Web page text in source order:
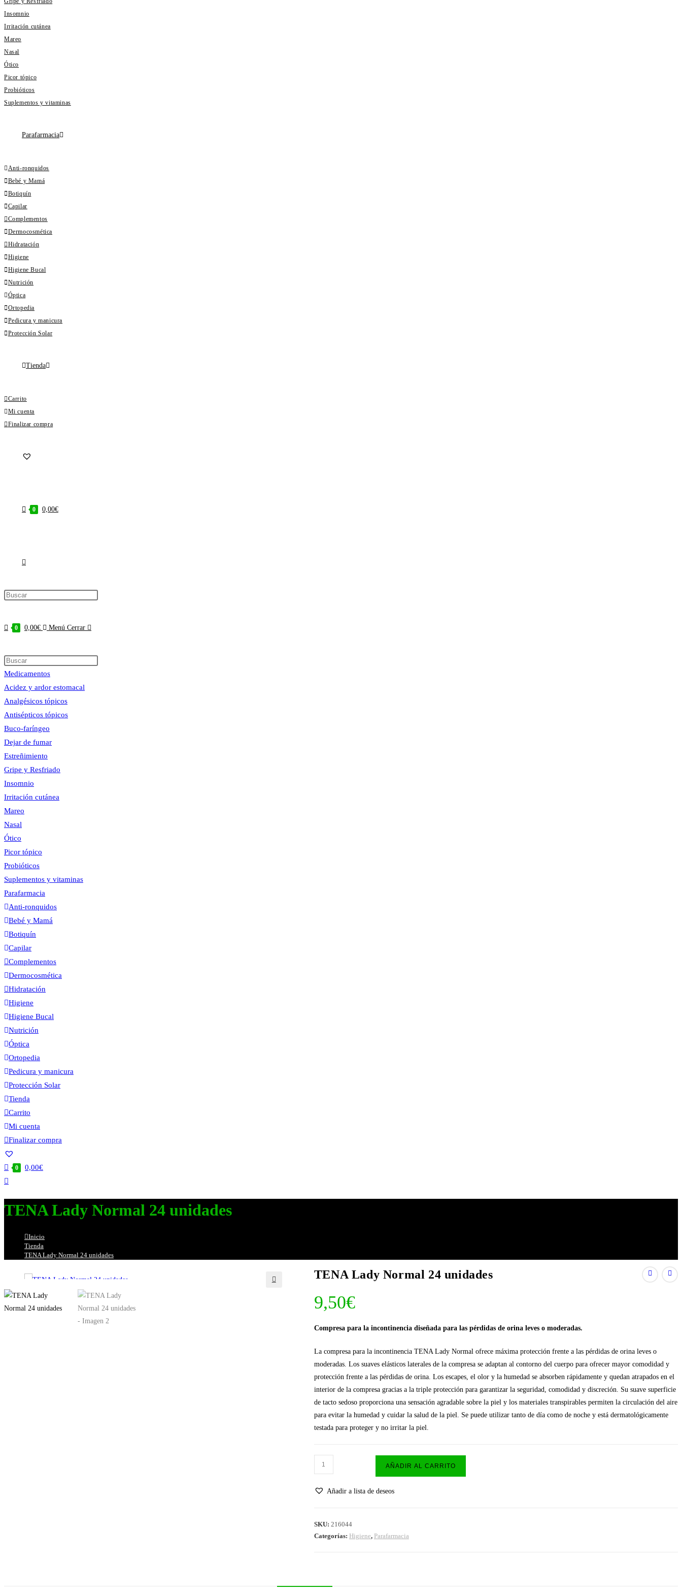
Insomnio
Irritación cutánea
Mareo
Nasal
Ótico
Picor tópico
Probióticos
Suplementos y vitaminas
Parafarmacia
Anti-ronquidos
Bebé y Mamá
Botiquín
Capilar
Complementos
Dermocosmética
Hidratación
Higiene
Higiene Bucal
Nutrición
Óptica
Ortopedia
Pedicura y manicura
Protección Solar
Tienda
Carrito
Mi cuenta
Finalizar compra
0 0,00€
Alternar
de
la
web
0 0,00€ Menú Cerrar
Buscar
en
esta
web
Medicamentos
Acidez y ardor estomacal
Analgésicos tópicos
Antisépticos tópicos
Buco-faríngeo
Dejar de fumar
Estreñimiento
Gripe y Resfriado
Insomnio
Irritación cutánea
Mareo
Nasal
Ótico
Picor tópico
Probióticos
Suplementos y vitaminas
Parafarmacia
Anti-ronquidos
Bebé y Mamá
Botiquín
Capilar
Complementos
Dermocosmética
Hidratación
Higiene
Higiene Bucal
Nutrición
Óptica
Ortopedia
Pedicura y manicura
Protección Solar
Tienda
Carrito
Mi cuenta
Finalizar compra
0 0,00€
Alternar
de
TENA Lady Normal 24 unidades
Inicio
Tienda
TENA Lady Normal 24 unidades
TENA Lady Normal 24 unidades
9,50€
Compresa para la incontinencia diseñada para las pérdidas de orina leves o moderadas.
La compresa para la incontinencia TENA Lady Normal ofrece máxima protección frente a las pérdidas de orina leves o
moderadas. Los suaves elásticos laterales de la compresa se adaptan al contorno del cuerpo para ofrecer mayor comodidad y
protección frente a las pérdidas de orina. Los escapes, el olor y la humedad se absorben rápidamente y quedan atrapados en el
interior de la compresa gracias a la triple protección para garantizar la seguridad, comodidad y discreción. Su suave superficie
de tacto sedoso proporciona una sensación agradable sobre la piel y los materiales transpirables permiten la circulación del aire
para evitar la humedad y cuidar la salud de la piel. Se puede utilizar tanto de día como de noche y está dermatológicamente
testada para proteger y no irritar la piel.
TENA
Lady
Normal
cantidad
AÑADIR AL CARRITO
Añadir a lista de deseos
SKU: 216044
Categorías: Higiene, Parafarmacia